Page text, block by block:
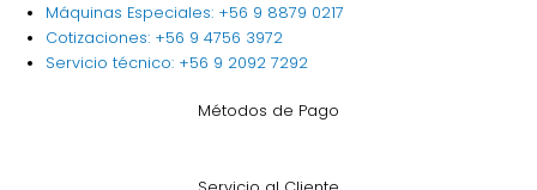
Máquinas Especiales: +56 9 8879 0217
Cotizaciones: +56 9 4756 3972
Servicio técnico: +56 9 2092 7292
Métodos de Pago